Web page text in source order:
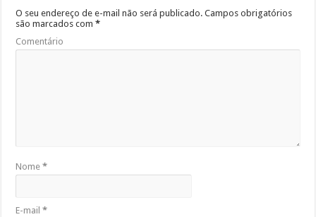
O seu endereço de e-mail não será publicado. Campos obrigatórios
são marcados com*
Comentário
Nome*
E-mail*